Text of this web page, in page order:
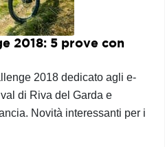
2018: 5 prove con
2018 dedicato agli e-
di Riva del Garda e
Novità interessanti per i